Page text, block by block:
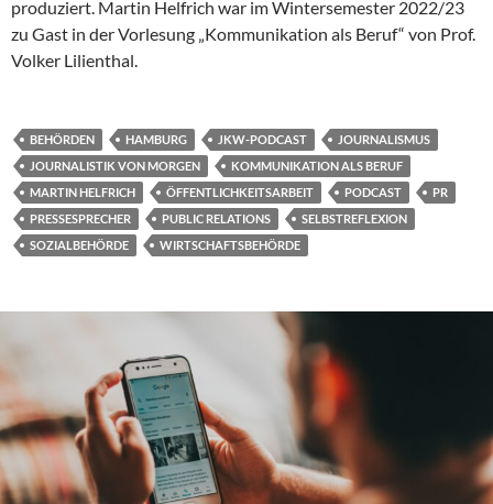
produziert. Martin Helfrich war im Wintersemester 2022/23
zu Gast in der Vorlesung „Kommunikation als Beruf“ von Prof.
Volker Lilienthal.
BEHÖRDEN HAMBURG JKW-PODCAST
JOURNALISMUS
JOURNALISTIK VON MORGEN
KOMMUNIKATION ALS BERUF
MARTIN HELFRICH
ÖFFENTLICHKEITSARBEIT PODCAST
PR
PRESSESPRECHER
PUBLIC RELATIONS
SELBSTREFLEXION
SOZIALBEHÖRDE
WIRTSCHAFTSBEHÖRDE